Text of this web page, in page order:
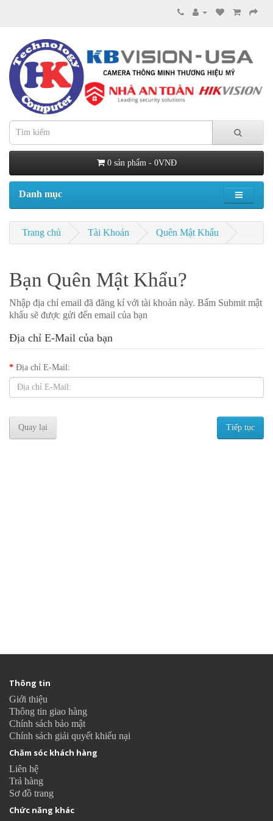
0 sản phẩm - 0VNĐ
Danh mục
Trang chủ Tài Khoản Quên Mật Khẩu
Bạn Quên Mật Khẩu?
Nhập địa chỉ email đã đăng kí với tài khoản này. Bấm Submit mật
khẩu sẽ được gửi đến email của bạn
Địa chỉ E-Mail của bạn
Địa chỉ E-Mail:
Quay lại
Thông tin
Giới thiệu
Thông tin giao hàng
Chính sách bảo mật
Chính sách giải quyết khiếu nại
Chăm sóc khách hàng
Liên hệ
Trả hàng
Sơ đồ trang
Chức năng khác